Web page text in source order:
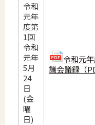
令和
元年
度第
1回
令和
元年
5月
24
日
(金
曜
日)
令和元
議会議録（